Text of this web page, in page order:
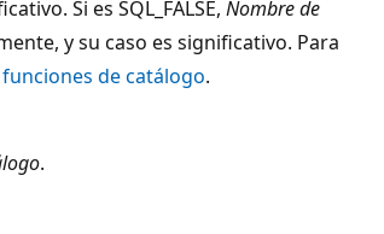
Si es SQL_FALSE, Nombre de
y su caso es significativo. Para
de catálogo.
.